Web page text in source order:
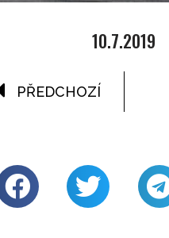
10.7.2019
PŘEDCHOZÍ